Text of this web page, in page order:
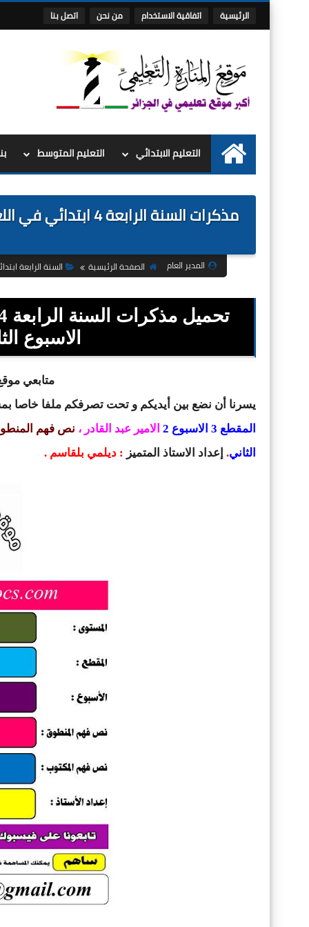
الرئيسية اتفاقية الاستخدام من نحن اتصل بنا
الرئيسية
التعليم الابتدائي التعليم المتوسط
مذكرات السنة
المدير العام الصفحة الرئيسية السنة الرابعة
الاسبوع
متابعي
يسرنا أن نضع بين أيديكم و تحت تصرفكم ملفا خاصا
المقطع 3 الاسبوع 2
الامير عبد القادر ، نص فهم
الثاني. إعداد الاستاذ المتميز : ديلمي بلقاسم .